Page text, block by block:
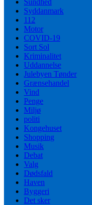
Syddanmark
112
Motor
COVID-19
Sort Sol
Kriminalitet
Uddannelse
Julebyen Tønder
Grænsehandel
Vind
Penge
Miljø
politi
Kongehuset
Shopping
Musik
Debat
Valg
Dødsfald
Haven
Byggeri
Det sker